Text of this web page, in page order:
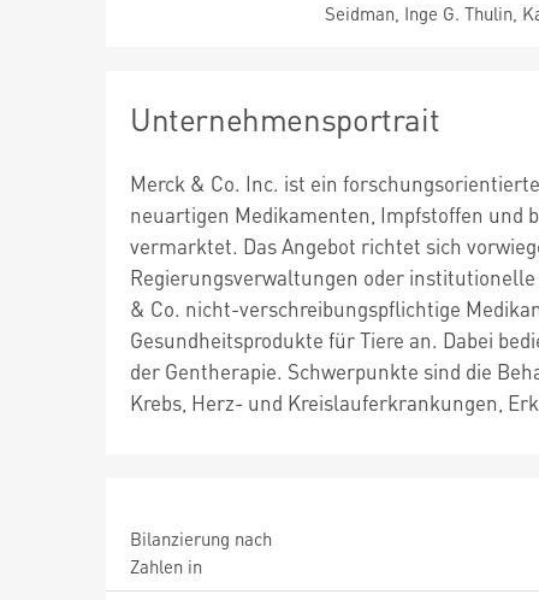
Seidman, Inge G. Thulin,
Unternehmensportrait
Merck & Co. Inc. ist ein
neuartigen Medikamenten, Impfstoffen und
vermarktet. Das Angebot richtet sich
Regierungsverwaltungen oder
& Co. nicht-verschreibungspflichtige
Gesundheitsprodukte für Tiere an. Dabei
der Gentherapie. Schwerpunkte sind die
Krebs, Herz- und Kreislauferkrankungen,
Bilanzierung nach
Zahlen in